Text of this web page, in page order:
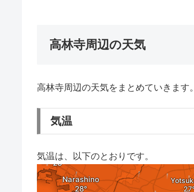
高林寺周辺の天気
高林寺周辺の天気をまとめていきます。
気温
気温は、以下のとおりです。